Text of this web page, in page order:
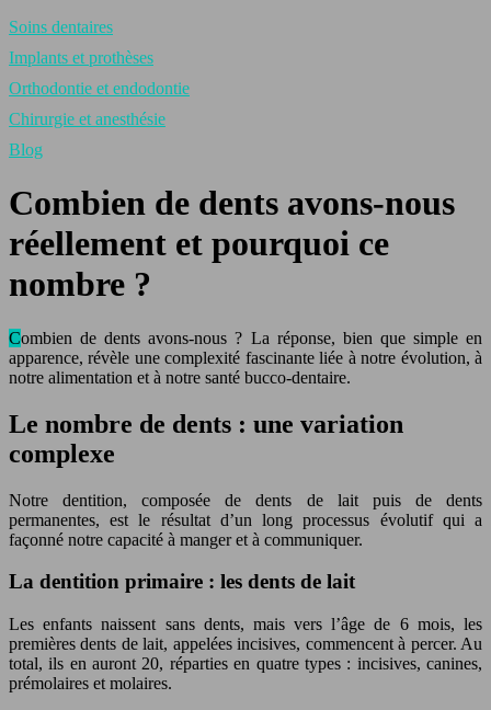
Soins dentaires
Implants et prothèses
Orthodontie et endodontie
Chirurgie et anesthésie
Blog
Combien de dents avons-nous
réellement et pourquoi ce
nombre ?
Combien de dents avons-nous ? La réponse, bien que simple en
apparence, révèle une complexité fascinante liée à notre évolution, à
notre alimentation et à notre santé bucco-dentaire.
Le nombre de dents : une variation
complexe
Notre dentition, composée de dents de lait puis de dents
permanentes, est le résultat d’un long processus évolutif qui a
façonné notre capacité à manger et à communiquer.
La dentition primaire : les dents de lait
Les enfants naissent sans dents, mais vers l’âge de 6 mois, les
premières dents de lait, appelées incisives, commencent à percer. Au
total, ils en auront 20, réparties en quatre types : incisives, canines,
prémolaires et molaires.